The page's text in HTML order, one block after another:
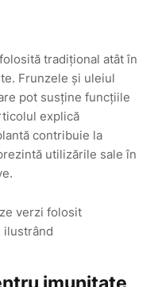
tradițional atât în
Frunzele și uleiul
pot susține funcțiile
explică
contribuie la
utilizările sale în